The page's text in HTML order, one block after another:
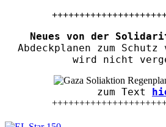
Neues von der
Abdeckplanen zum Schutz
wird nicht
zum Text